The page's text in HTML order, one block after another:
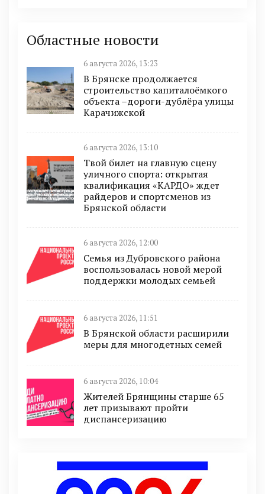
Областные новости
6 августа 2026, 13:23
В Брянске продолжается
строительство капиталоёмкого
объекта –дороги-дублёра улицы
Карачижской
6 августа 2026, 13:10
Твой билет на главную сцену
уличного спорта: открытая
квалификация «КАРДО» ждет
райдеров и спортсменов из
Брянской области
6 августа 2026, 12:00
Семья из Дубровского района
воспользовалась новой мерой
поддержки молодых семьей
6 августа 2026, 11:51
В Брянской области расширили
меры для многодетных семей
6 августа 2026, 10:04
Жителей Брянщины старше 65
лет призывают пройти
диспансеризацию